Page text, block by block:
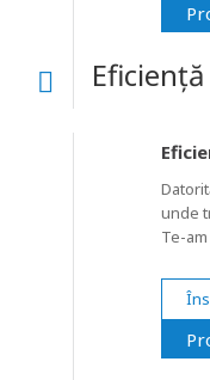
Eficiență
unde
Te-